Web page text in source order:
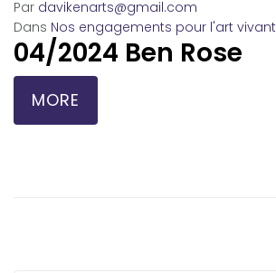
Par davikenarts@gmail.com
Dans Nos engagements pour l'art vivant
04/2024 Ben Rose
MORE